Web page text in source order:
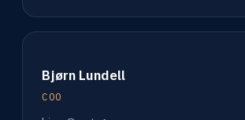
Bjørn Lundell
COO